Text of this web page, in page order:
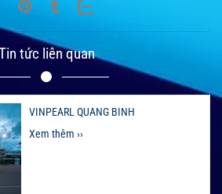
tức liên quan
VINPEARL QUANG BINH
Xem thêm ››